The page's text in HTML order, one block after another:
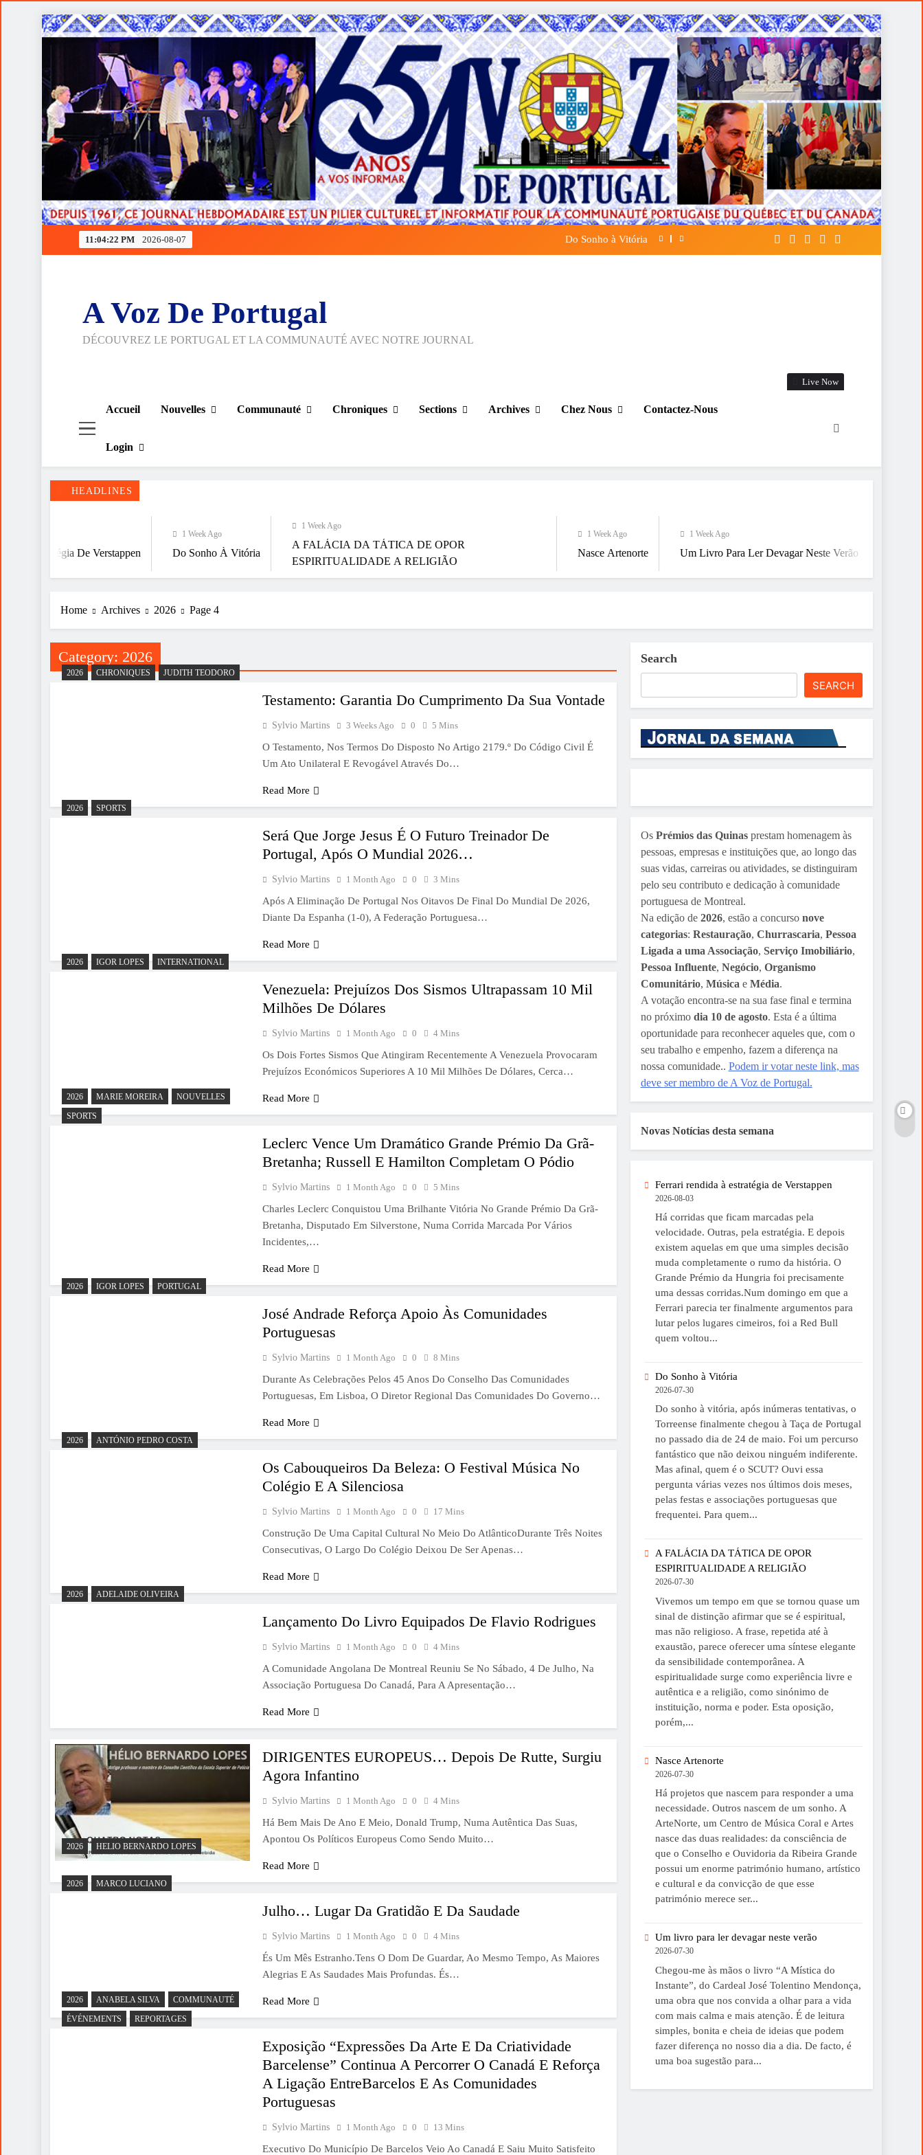
Skip
to
11:04:23 PM 2026-08-07
Ferrari rendida à estratégia de Verstappen Do Sonho à Vitória A FALÁCIA DA TÁTICA DE OPOR
A Voz De Portugal
DÉCOUVREZ LE PORTUGAL ET LA COMMUNAUTÉ AVEC NOTRE JOURNAL
Accueil Nouvelles Communauté Chroniques Sections Archives Chez Nous Contactez-Nous
Login
Live Now
HEADLINES
De Verstappen Do Sonho À Vitória
A FALÁCIA DA TÁTICA DE OPOR
ESPIRITUALIDADE A RELIGIÃO
1 Week Ago
Um Livro Para Ler Devagar Neste Verão Já Estamos A Chegar
Home Archives 2026 Page 4
Category: 2026
2026 CHRONIQUES JUDITH TEODORO
Testamento: Garantia Do Cumprimento Da Sua Vontade
Sylvio Martins 3 Weeks Ago 0 5 Mins
O Testamento, Nos Termos Do Disposto No Artigo 2179.º Do Código Civil É
Um Ato Unilateral E Revogável Através Do…
Read More
2026 SPORTS
Será Que Jorge Jesus É O Futuro Treinador De
Portugal, Após O Mundial 2026…
Sylvio Martins 1 Month Ago 0 3 Mins
Após A Eliminação De Portugal Nos Oitavos De Final Do Mundial De 2026,
Diante Da Espanha (1-0), A Federação Portuguesa…
Read More
2026 IGOR LOPES INTERNATIONAL
Venezuela: Prejuízos Dos Sismos Ultrapassam 10 Mil
Milhões De Dólares
Sylvio Martins 1 Month Ago 0 4 Mins
Os Dois Fortes Sismos Que Atingiram Recentemente A Venezuela Provocaram
Prejuízos Económicos Superiores A 10 Mil Milhões De Dólares, Cerca…
Read More
2026 MARIE MOREIRA
NOUVELLES
SPORTS
Leclerc Vence Um Dramático Grande Prémio Da Grã-
Bretanha; Russell E Hamilton Completam O Pódio
Sylvio Martins 1 Month Ago 0 5 Mins
Charles Leclerc Conquistou Uma Brilhante Vitória No Grande Prémio Da Grã-
Bretanha, Disputado Em Silverstone, Numa Corrida Marcada Por Vários
Incidentes,…
Read More
2026 IGOR LOPES PORTUGAL
José Andrade Reforça Apoio Às Comunidades
Portuguesas
Sylvio Martins 1 Month Ago 0 8 Mins
Durante As Celebrações Pelos 45 Anos Do Conselho Das Comunidades
Portuguesas, Em Lisboa, O Diretor Regional Das Comunidades Do Governo…
Read More
2026 ANTÓNIO PEDRO COSTA
Os Cabouqueiros Da Beleza: O Festival Música No
Colégio E A Silenciosa
Sylvio Martins 1 Month Ago 0 17 Mins
Construção De Uma Capital Cultural No Meio Do AtlânticoDurante Três Noites
Consecutivas, O Largo Do Colégio Deixou De Ser Apenas…
Read More
2026 ADELAIDE OLIVEIRA
Lançamento Do Livro Equipados De Flavio Rodrigues
Sylvio Martins 1 Month Ago 0 4 Mins
A Comunidade Angolana De Montreal Reuniu Se No Sábado, 4 De Julho, Na
Associação Portuguesa Do Canadá, Para A Apresentação…
Read More
2026 HELIO BERNARDO LOPES
DIRIGENTES EUROPEUS… Depois De Rutte, Surgiu
Agora Infantino
Sylvio Martins 1 Month Ago 0 4 Mins
Há Bem Mais De Ano E Meio, Donald Trump, Numa Autêntica Das Suas,
Apontou Os Políticos Europeus Como Sendo Muito…
Read More
2026 MARCO LUCIANO
Julho… Lugar Da Gratidão E Da Saudade
Sylvio Martins 1 Month Ago 0 4 Mins
És Um Mês Estranho.Tens O Dom De Guardar, Ao Mesmo Tempo, As Maiores
Alegrias E As Saudades Mais Profundas. És…
Read More
2026 ANABELA SILVA
COMMUNAUTÉ
ÉVÉNEMENTS
REPORTAGES
Exposição “Expressões Da Arte E Da Criatividade
Barcelense” Continua A Percorrer O Canadá E Reforça
A Ligação EntreBarcelos E As Comunidades
Portuguesas
Sylvio Martins 1 Month Ago 0 13 Mins
Executivo Do Município De Barcelos Veio Ao Canadá E Saiu Muito Satisfeito
Search
SEARCH
Os Prémios das Quinasprestam homenagem às
pessoas, empresas e instituições que, ao longo das
suas vidas, carreiras ou atividades, se distinguiram
pelo seu contributo e dedicação à comunidade
portuguesa de Montreal.
Na edição de 2026, estão a concurso nove
categorias: Restauração, Churrascaria, Pessoa
Ligada a uma Associação, Serviço Imobiliário,
Pessoa Influente, Negócio, Organismo
Comunitário, Música e Média.
A votação encontra-se na sua fase final e termina
no próximo dia 10 de agosto. Esta é a última
oportunidade para reconhecer aqueles que, com o
seu trabalho e empenho, fazem a diferença na
nossa comunidade.. Podem ir votar neste link, mas
deve ser membro de A Voz de Portugal.
Novas Notícias desta semana
Ferrari rendida à estratégia de Verstappen
2026-08-03
Há corridas que ficam marcadas pela
velocidade. Outras, pela estratégia. E depois
existem aquelas em que uma simples decisão
muda completamente o rumo da história. O
Grande Prémio da Hungria foi precisamente
uma dessas corridas.Num domingo em que a
Ferrari parecia ter finalmente argumentos para
lutar pelos lugares cimeiros, foi a Red Bull
quem voltou...
Do Sonho à Vitória
2026-07-30
Do sonho à vitória, após inúmeras tentativas, o
Torreense finalmente chegou à Taça de Portugal
no passado dia de 24 de maio. Foi um percurso
fantástico que não deixou ninguém indiferente.
Mas afinal, quem é o SCUT? Ouvi essa
pergunta várias vezes nos últimos dois meses,
pelas festas e associações portuguesas que
frequentei. Para quem...
A FALÁCIA DA TÁTICA DE OPOR
ESPIRITUALIDADE A RELIGIÃO
2026-07-30
Vivemos um tempo em que se tornou quase um
sinal de distinção afirmar que se é espiritual,
mas não religioso. A frase, repetida até à
exaustão, parece oferecer uma síntese elegante
da sensibilidade contemporânea. A
espiritualidade surge como experiência livre e
autêntica e a religião, como sinónimo de
instituição, norma e poder. Esta oposição,
porém,...
Nasce Artenorte
2026-07-30
Há projetos que nascem para responder a uma
necessidade. Outros nascem de um sonho. A
ArteNorte, um Centro de Música Coral e Artes
nasce das duas realidades: da consciência de
que o Conselho e Ouvidoria da Ribeira Grande
possui um enorme património humano, artístico
e cultural e da convicção de que esse
património merece ser...
Um livro para ler devagar neste verão
2026-07-30
Chegou-me às mãos o livro “A Mística do
Instante”, do Cardeal José Tolentino Mendonça,
uma obra que nos convida a olhar para a vida
com mais calma e mais atenção. É de leitura
simples, bonita e cheia de ideias que podem
fazer diferença no nosso dia a dia. De facto, é
uma boa sugestão para...